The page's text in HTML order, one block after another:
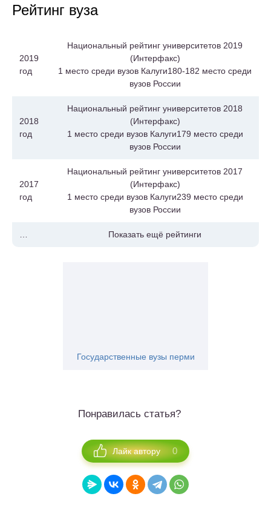
Рейтинг вуза
2019
год
Национальный рейтинг университетов 2019
(Интерфакс)
1 место среди вузов Калуги180-182 место среди
вузов России
2018
год
Национальный рейтинг университетов 2018
(Интерфакс)
1 место среди вузов Калуги179 место среди
вузов России
2017
год
Национальный рейтинг университетов 2017
(Интерфакс)
1 место среди вузов Калуги239 место среди
вузов России
… Показать ещё рейтинги
Государственные вузы перми
Понравилась статья?
Лайк автору 0